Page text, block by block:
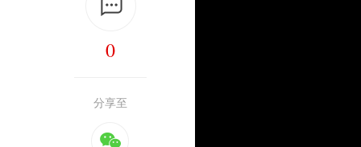
0
分享至